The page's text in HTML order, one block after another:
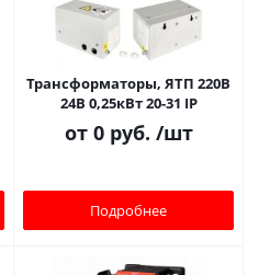
Трансформаторы, ЯТП 220В
24В 0,25кВт 20-31 IP
от 0 руб. /шт
Подробнее